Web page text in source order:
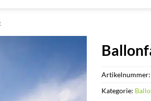
Kategorie: